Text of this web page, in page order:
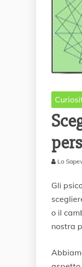
F
b
b
o
Lo
Gli
o il
nostra